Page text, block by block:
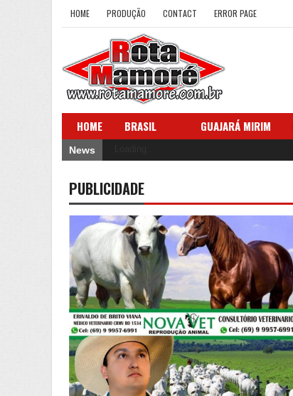
HOME PRODUÇÃO CONTACT ERROR PAGE
HOME BRASIL GUAJARÁ MIRIM
News
PUBLICIDADE